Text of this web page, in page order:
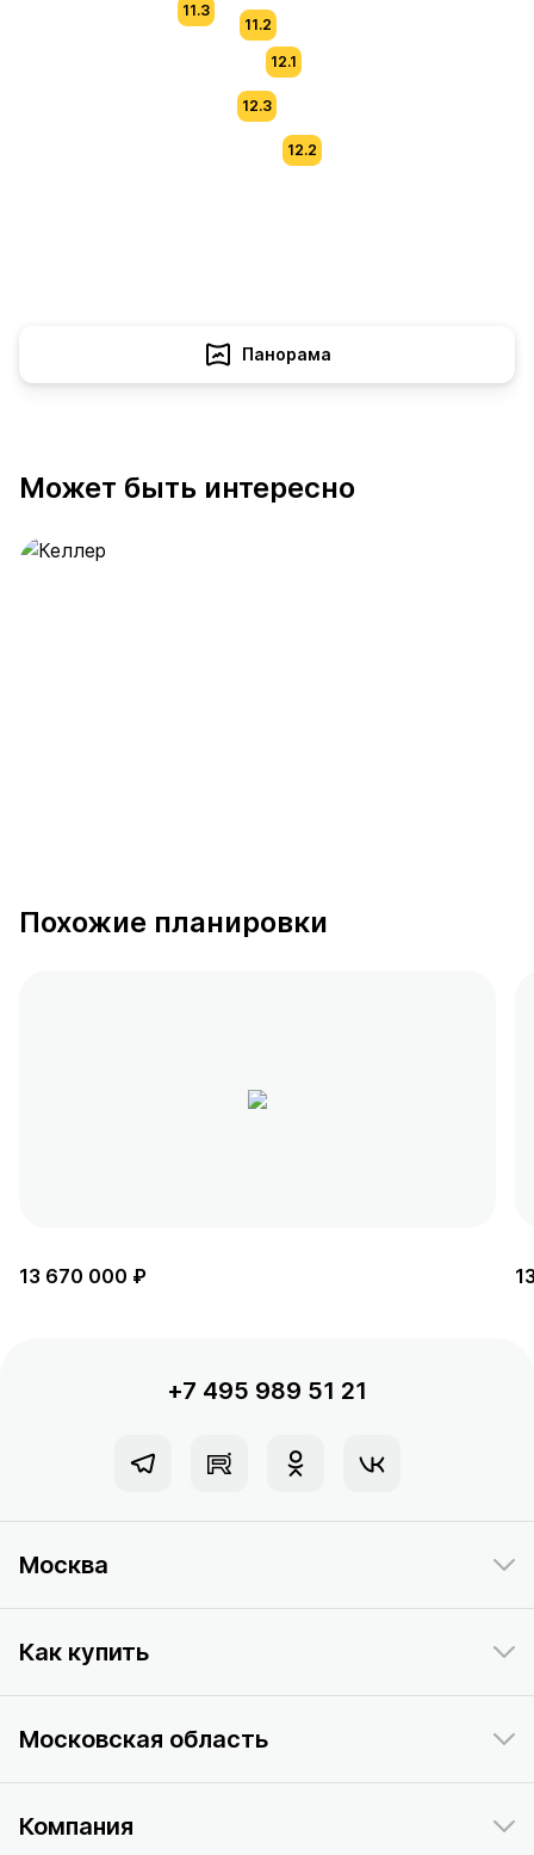
11.3
11.2
12.1
12.2
12.3
Панорама
Может быть интересно
Похожие планировки
13 670 000 ₽
+7 495 989 51 21
Москва
Как купить
Московская область
Компания